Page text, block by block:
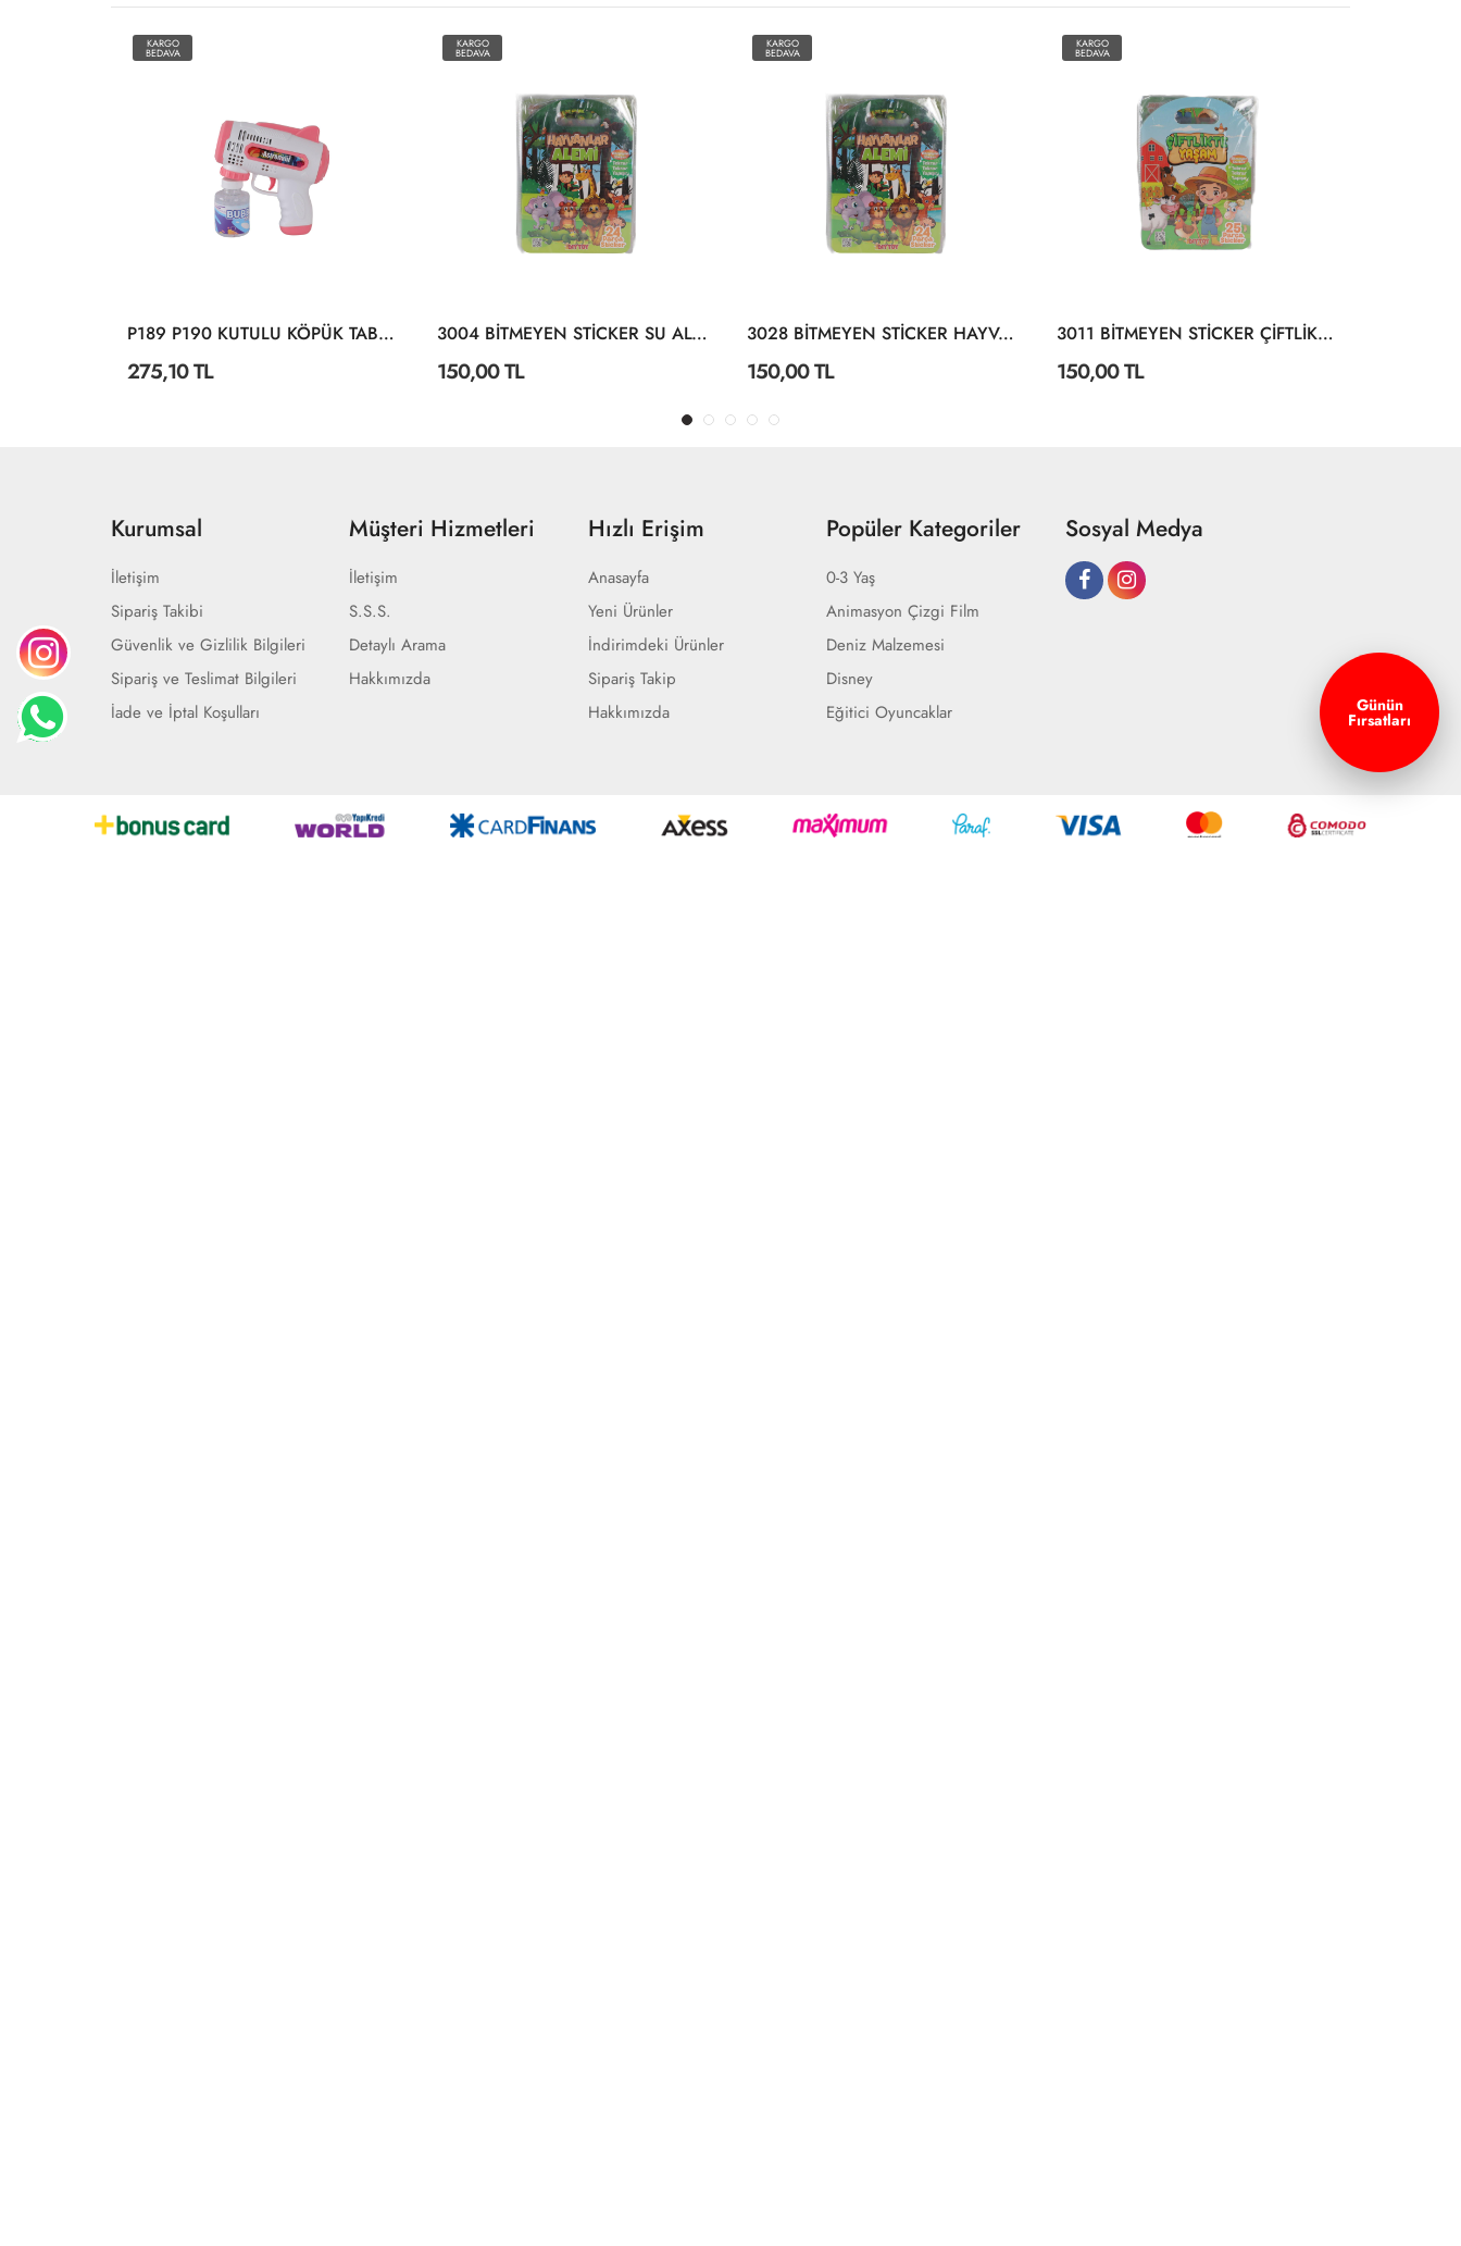
KARGO
BEDAVA
P189 P190 KUTULU KÖPÜK TABANCA
275,10 TL
KARGO
BEDAVA
3004 BİTMEYEN STİCKER SU ALTI DÜNYASI
150,00 TL
KARGO
BEDAVA
3028 BİTMEYEN STİCKER HAYVANLAR ALEMİ
150,00 TL
KARGO
BEDAVA
3011 BİTMEYEN STİCKER ÇİFTLİKTE YAŞAM
150,00 TL
Kurumsal
İletişim
Sipariş Takibi
Güvenlik ve Gizlilik Bilgileri
Sipariş ve Teslimat Bilgileri
İade ve İptal Koşulları
Müşteri Hizmetleri
İletişim
S.S.S.
Detaylı Arama
Hakkımızda
Hızlı Erişim
Anasayfa
Yeni Ürünler
İndirimdeki Ürünler
Sipariş Takip
Hakkımızda
Popüler Kategoriler
0-3 Yaş
Animasyon Çizgi Film
Deniz Malzemesi
Disney
Eğitici Oyuncaklar
Sosyal Medya
Günün
Fırsatları